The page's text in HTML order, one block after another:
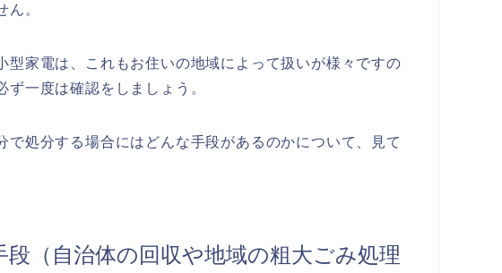
ん。
型家電は、これもお住いの地域によって扱いが様々ですの
一度は確認をしましょう。
で処分する場合にはどんな手段があるのかについて、見て
段（自治体の回収や地域の粗大ごみ処理